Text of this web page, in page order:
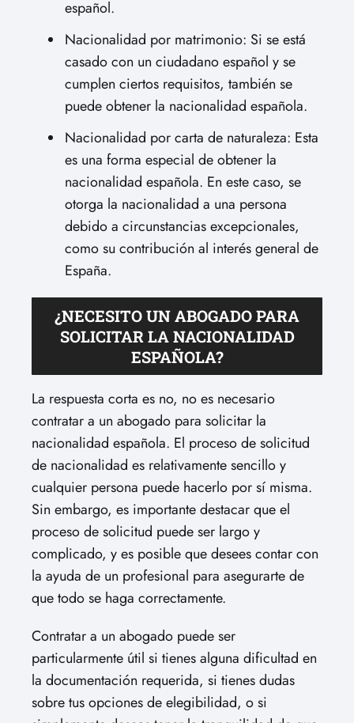
español.
Nacionalidad por matrimonio: Si se está
casado con un ciudadano español y se
cumplen ciertos requisitos, también se
puede obtener la nacionalidad española.
Nacionalidad por carta de naturaleza: Esta
es una forma especial de obtener la
nacionalidad española. En este caso, se
otorga la nacionalidad a una persona
debido a circunstancias excepcionales,
como su contribución al interés general de
España.
¿NECESITO UN ABOGADO PARA
SOLICITAR LA NACIONALIDAD
ESPAÑOLA?
La respuesta corta es no, no es necesario
contratar a un abogado para solicitar la
nacionalidad española. El proceso de solicitud
de nacionalidad es relativamente sencillo y
cualquier persona puede hacerlo por sí misma.
Sin embargo, es importante destacar que el
proceso de solicitud puede ser largo y
complicado, y es posible que desees contar con
la ayuda de un profesional para asegurarte de
que todo se haga correctamente.
Contratar a un abogado puede ser
particularmente útil si tienes alguna dificultad en
la documentación requerida, si tienes dudas
sobre tus opciones de elegibilidad, o si